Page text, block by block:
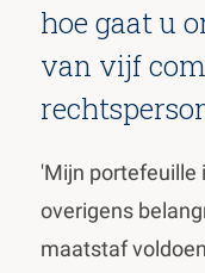
hoe gaat u
van vijf
'Mijn portefeuille
overigens
maatstaf